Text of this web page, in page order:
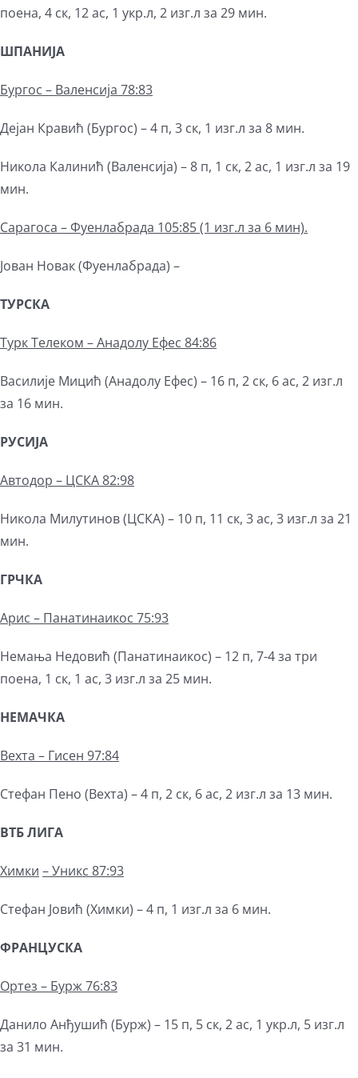
поена, 4 ск, 12 ас, 1 укр.л, 2 изг.л за 29 мин.
ШПАНИЈА
Бургос – Валенсија 78:83
Дејан Кравић (Бургос) – 4 п, 3 ск, 1 изг.л за 8 мин.
Никола Калинић (Валенсија) – 8 п, 1 ск, 2 ас, 1 изг.л за 19
мин.
Сарагоса – Фуенлабрада 105:85 (1 изг.л за 6 мин).
Јован Новак (Фуенлабрада) –
ТУРСКА
Турк Телеком – Анадолу Ефес 84:86
Василије Мицић (Анадолу Ефес) – 16 п, 2 ск, 6 ас, 2 изг.л
за 16 мин.
РУСИЈА
Автодор – ЦСКА 82:98
Никола Милутинов (ЦСКА) – 10 п, 11 ск, 3 ас, 3 изг.л за 21
мин.
ГРЧКА
Арис – Панатинаикос 75:93
Немања Недовић (Панатинаикос) – 12 п, 7-4 за три
поена, 1 ск, 1 ас, 3 изг.л за 25 мин.
НЕМАЧКА
Вехта – Гисен 97:84
Стефан Пено (Вехта) – 4 п, 2 ск, 6 ас, 2 изг.л за 13 мин.
ВТБ ЛИГА
Химки –Уникс 87:93
Стефан Јовић (Химки) – 4 п, 1 изг.л за 6 мин.
ФРАНЦУСКА
Ортез – Бурж 76:83
Данило Анђушић (Бурж) – 15 п, 5 ск, 2 ас, 1 укр.л, 5 изг.л
за 31 мин.